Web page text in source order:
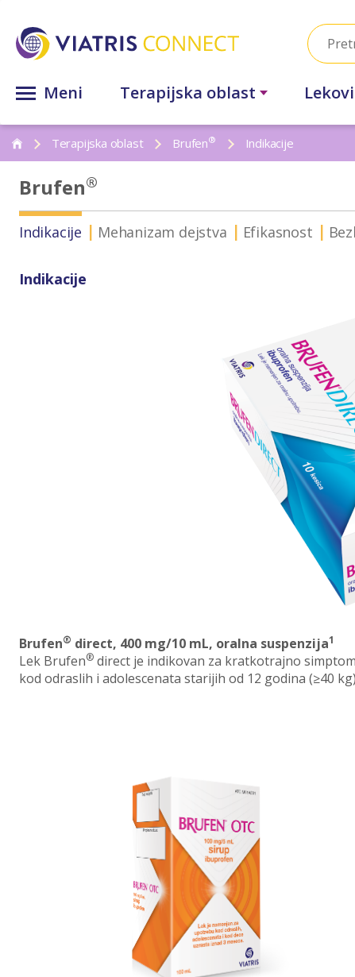
Meni Terapijska oblast
Terapijska oblast Brufen® Indikacije
Brufen®
Indikacije Mehanizam dejstva Efikasnost
Indikacije
Brufen® direct, 400 mg/10 mL, oralna suspenzija1
Lek Brufen® direct je indikovan za kratkotrajno
kod odraslih i adolescenata starijih od 12 godina (≥40